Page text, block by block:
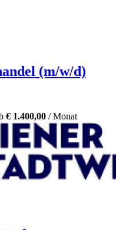
(m/w/d)
€ 1.400,00 / Monat